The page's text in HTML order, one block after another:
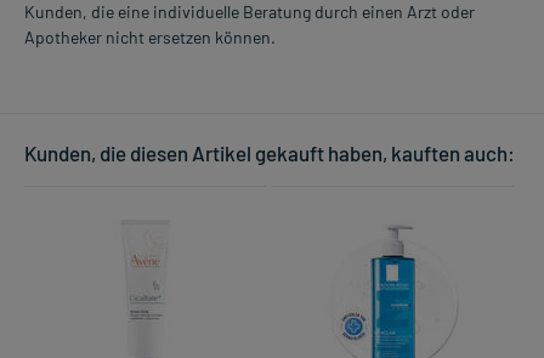
Kunden, die eine individuelle Beratung durch einen Arzt oder
Apotheker nicht ersetzen können.
Kunden, die diesen Artikel gekauft haben, kauften auch: